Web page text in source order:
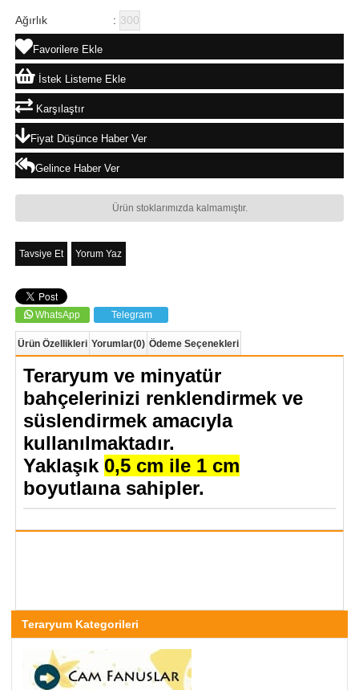
Ağırlık : 300
Favorilere Ekle
İstek Listeme Ekle
Karşılaştır
Fiyat Düşünce Haber Ver
Gelince Haber Ver
Ürün stoklarımızda kalmamıştır.
Tavsiye Et Yorum Yaz
WhatsApp Telegram
Ürün Özellikleri Yorumlar(0) Ödeme Seçenekleri
Teraryum ve minyatür
bahçelerinizi renklendirmek ve
süslendirmek amacıyla
kullanılmaktadır.
Yaklaşık 0,5 cm ile 1 cm
boyutlaına sahipler.
Teraryum Kategorileri